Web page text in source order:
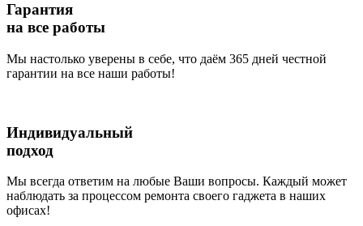
Гарантия
на все работы
Мы настолько уверены в себе, что даём 365 дней честной
гарантии на все наши работы!
Индивидуальный
подход
Мы всегда ответим на любые Ваши вопросы. Каждый может
наблюдать за процессом ремонта своего гаджета в наших
офисах!